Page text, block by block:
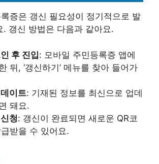
증은 갱신 필요성이 정기적으로 발
. 갱신 방법은 다음과 같아요.
후 진입: 모바일 주민등록증 앱에
뒤, ‘갱신하기’ 메뉴를 찾아 들어가
이트: 기재된 정보를 최신으로 업데
돼요.
청: 갱신이 완료되면 새로운 QR코
받을 수 있어요.